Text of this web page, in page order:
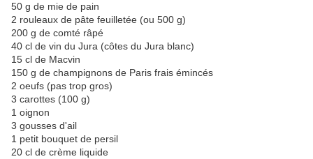
50 g de mie de pain
2 rouleaux de pâte feuilletée (ou 500 g)
200 g de comté râpé
40 cl de vin du Jura (côtes du Jura blanc)
15 cl de Macvin
150 g de champignons de Paris frais émincés
2 oeufs (pas trop gros)
3 carottes (100 g)
1 oignon
3 gousses d'ail
1 petit bouquet de persil
20 cl de crème liquide